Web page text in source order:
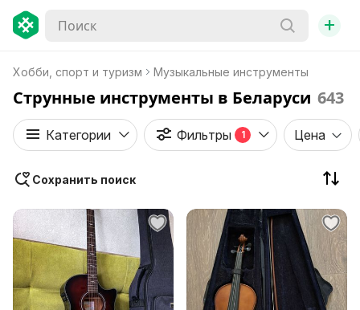
+
Хобби, спорт и туризм Музыкальные инструменты
Струнные инструменты в Беларуси 643
Категории Фильтры 1 Цена
Сохранить поиск